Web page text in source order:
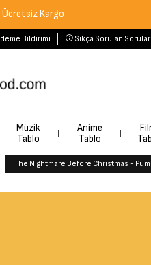
Bildirimi Sıkça Sorulan Sorular
Müzik
Tablo
Anime
Tablo
The Nightmare Before Christmas -